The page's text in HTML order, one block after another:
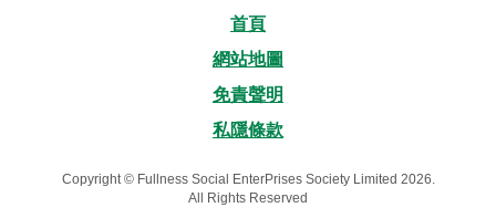
首頁
網站地圖
免責聲明
私隱條款
Copyright © Fullness Social EnterPrises Society Limited 2026.
All Rights Reserved